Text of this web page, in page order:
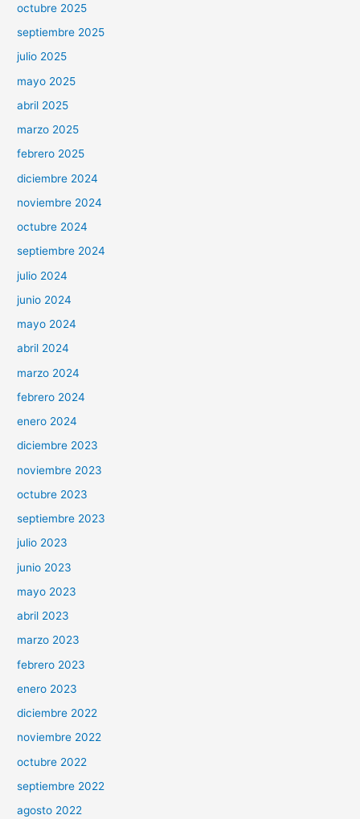
octubre 2025
septiembre 2025
julio 2025
mayo 2025
abril 2025
marzo 2025
febrero 2025
diciembre 2024
noviembre 2024
octubre 2024
septiembre 2024
julio 2024
junio 2024
mayo 2024
abril 2024
marzo 2024
febrero 2024
enero 2024
diciembre 2023
noviembre 2023
octubre 2023
septiembre 2023
julio 2023
junio 2023
mayo 2023
abril 2023
marzo 2023
febrero 2023
enero 2023
diciembre 2022
noviembre 2022
octubre 2022
septiembre 2022
agosto 2022